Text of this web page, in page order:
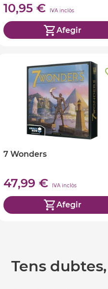
10,95 € IVA inclòs
Afegir
7 Wonders
47,99 € IVA inclòs
Afegir
Tens